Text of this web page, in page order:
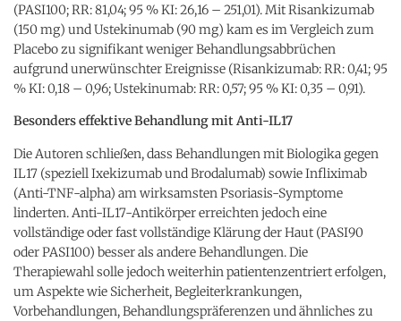
(PASI100; RR: 81,04; 95 % KI: 26,16 – 251,01). Mit Risankizumab
(150 mg) und Ustekinumab (90 mg) kam es im Vergleich zum
Placebo zu signifikant weniger Behandlungsabbrüchen
aufgrund unerwünschter Ereignisse (Risankizumab: RR: 0,41; 95
% KI: 0,18 – 0,96; Ustekinumab: RR: 0,57; 95 % KI: 0,35 – 0,91).
Besonders effektive Behandlung mit Anti-IL17
Die Autoren schließen, dass Behandlungen mit Biologika gegen
IL17 (speziell Ixekizumab und Brodalumab) sowie Infliximab
(Anti-TNF-alpha) am wirksamsten Psoriasis-Symptome
linderten. Anti-IL17-Antikörper erreichten jedoch eine
vollständige oder fast vollständige Klärung der Haut (PASI90
oder PASI100) besser als andere Behandlungen. Die
Therapiewahl solle jedoch weiterhin patientenzentriert erfolgen,
um Aspekte wie Sicherheit, Begleiterkrankungen,
Vorbehandlungen, Behandlungspräferenzen und ähnliches zu